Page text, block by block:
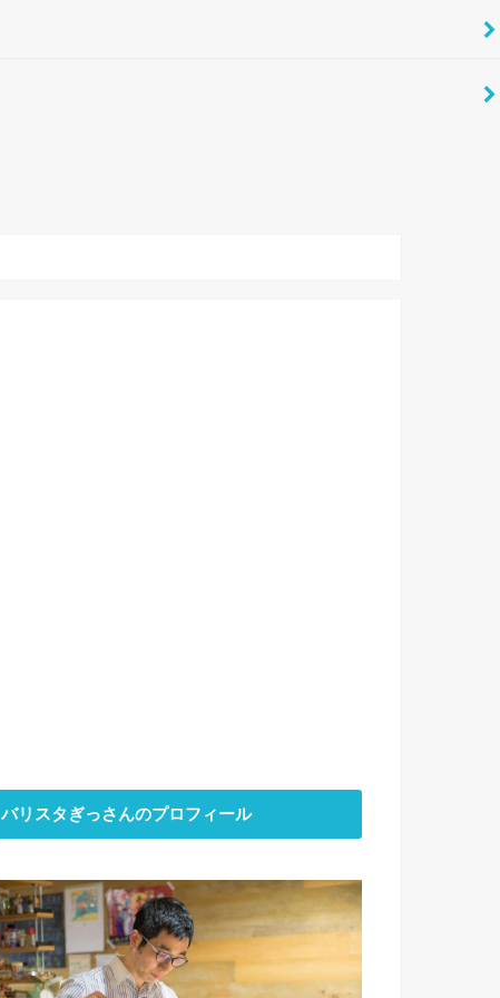
バリスタぎっさんのプロフィール